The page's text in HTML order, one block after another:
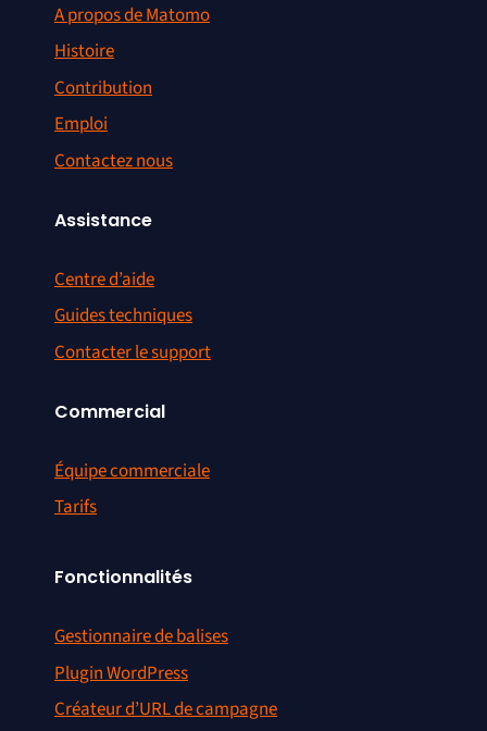
A propos de Matomo
Histoire
Contribution
Emploi
Contactez nous
Assistance
Centre d’aide
Guides techniques
Contacter le support
Commercial
Équipe commerciale
Tarifs
Fonctionnalités
Gestionnaire de balises
Plugin WordPress
Créateur d’URL de campagne